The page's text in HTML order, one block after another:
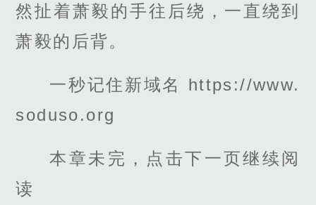
然扯着萧毅的手往后绕，一直绕到
萧毅的后背。
一秒记住新域名 https://www.
soduso.org
本章未完，点击下一页继续阅
读